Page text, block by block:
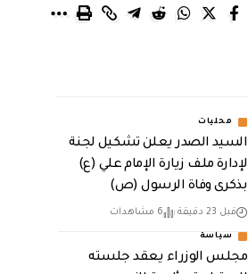
محليات
السيد الصدر يعلن تشكيل لجنة
لإدارة ملف زيارة الإمام علي (ع)
بذكرى وفاة الرسول (ص)
قبل 23 دقيقة 6 مشاهدات
سياسة
مجلس الوزراء يعقد جلسته